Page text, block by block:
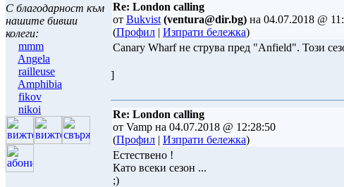
С благодарност към
нашите бивши
колеги:
mmm
Angela
railleuse
Amphibia
fikov
nikoi
Re: London calling
от Bukvist (ventura@dir.bg) на 04.07.2018 @
(Профил | Изпрати бележка)
Canary Wharf не струва пред "Anfield". Този
]
Re: London calling
от Vamp на 04.07.2018 @ 12:28:50
(Профил | Изпрати бележка)
Естествено !
Като всеки сезон ...
;)